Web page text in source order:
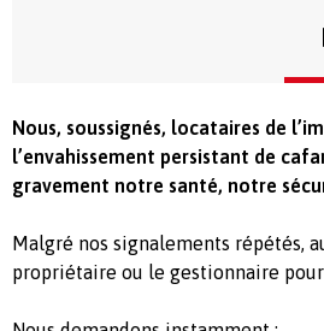
Nous, soussignés, locataires de
l’envahissement persistant de
gravement notre santé, notre
Malgré nos signalements répétés,
propriétaire ou le gestionnaire